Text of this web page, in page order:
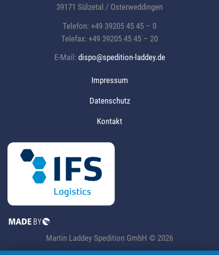
39171 Sülzetal / Osterweddingen
Telefon: +49 39205 45 45 – 0
Telefax: +49 39205 45 45 – 20
E-Mail: dispo@spedition-laddey.de
Impressum
Datenschutz
Kontakt
Martin Laddey Spedition GmbH © 2026